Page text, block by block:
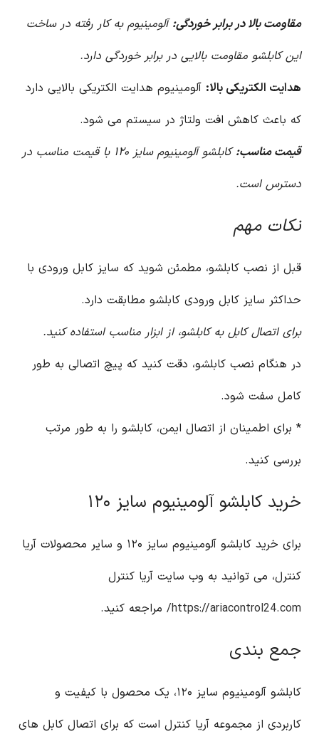
مقاومت بالا در برابر خوردگی:آلومینیوم به کار رفته در ساخت
این کابلشو مقاومت بالایی در برابر خوردگی دارد.
هدایت الکتریکی بالا: آلومینیوم هدایت الکتریکی بالایی دارد
که باعث کاهش افت ولتاژ در سیستم می شود.
قیمت مناسب:
کابلشو آلومینیوم سایز ۱۲۰ با قیمت مناسب در
دسترس است.
نکات مهم
قبل از نصب کابلشو، مطمئن شوید که سایز کابل ورودی با
حداکثر سایز کابل ورودی کابلشو مطابقت دارد.
برای اتصال کابل به کابلشو، از ابزار مناسب استفاده کنید.
در هنگام نصب کابلشو، دقت کنید که پیچ اتصالی به طور
کامل سفت شود.
* برای اطمینان از اتصال ایمن، کابلشو را به طور مرتب
بررسی کنید.
خرید کابلشو آلومینیوم سایز ۱۲۰
برای خرید کابلشو آلومینیوم سایز ۱۲۰ و سایر محصولات آریا
کنترل، می توانید به وب سایت آریا کنترل
https://ariacontrol24.com/ مراجعه کنید.
جمع بندی
کابلشو آلومینیوم سایز ۱۲۰، یک محصول با کیفیت و
کاربردی از مجموعه آریا کنترل است که برای اتصال کابل های